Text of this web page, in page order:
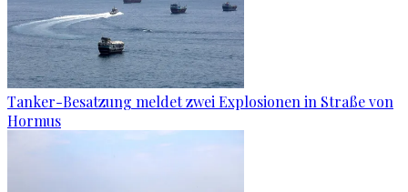
Tanker-Besatzung meldet zwei Explosionen in Straße von
Hormus